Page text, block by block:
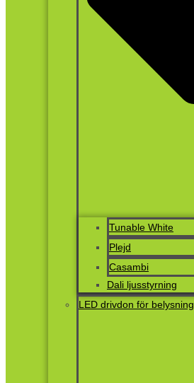
Tunable White
Plejd
Casambi
Dali ljusstyrning
LED drivdon för belysning